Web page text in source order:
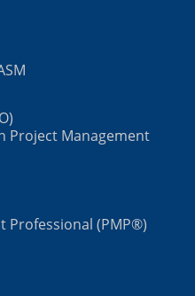
Project Management
Professional (PMP®)